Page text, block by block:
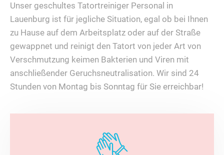
Unser geschultes Tatortreiniger Personal in
Lauenburg ist für jegliche Situation, egal ob bei Ihnen
zu Hause auf dem Arbeitsplatz oder auf der Straße
gewappnet und reinigt den Tatort von jeder Art von
Verschmutzung keimen Bakterien und Viren mit
anschließender Geruchsneutralisation. Wir sind 24
Stunden von Montag bis Sonntag für Sie erreichbar!